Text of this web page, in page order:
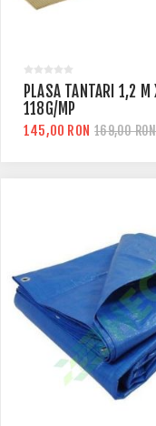
PLASA TANTARI 1,2
118G/MP
145,00 RON 169,00 RON